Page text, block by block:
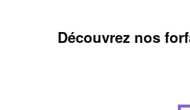
Découvrez nos